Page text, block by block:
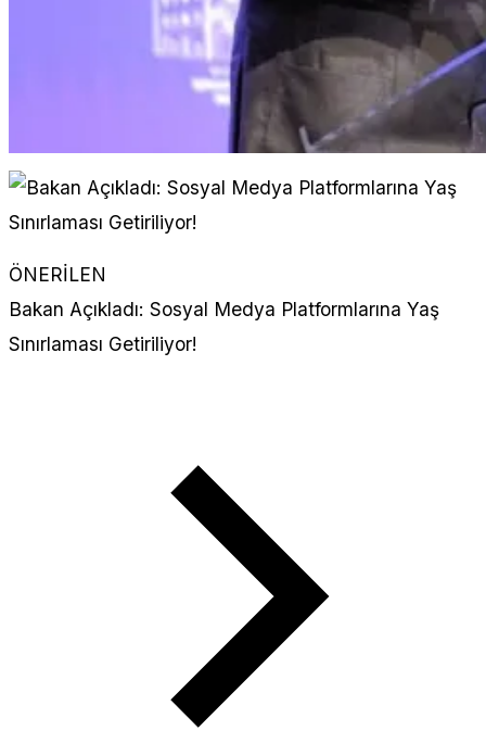
ÖNERİLEN
Bakan Açıkladı: Sosyal Medya Platformlarına Yaş
Sınırlaması Getiriliyor!